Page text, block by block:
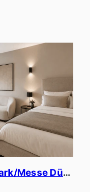
5 Sterne Suite am Nordpark/Messe Düsseldorf